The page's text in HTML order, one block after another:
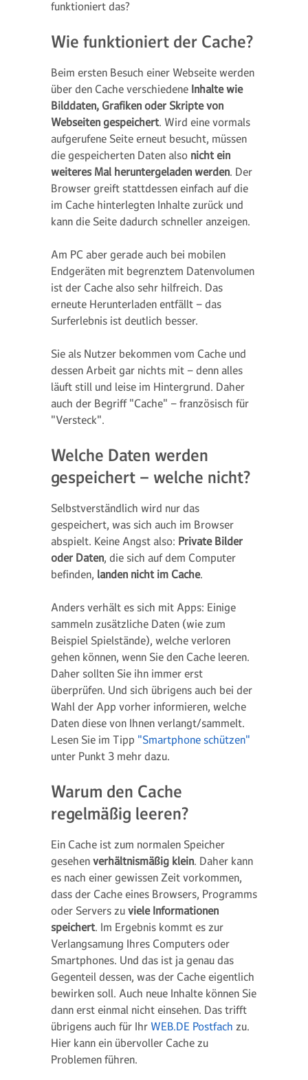
funktioniert das?
Wie funktioniert der Cache?
Beim ersten Besuch einer Webseite werden
über den Cache verschiedene Inhalte wie
Bilddaten, Grafiken oder Skripte von
Webseiten gespeichert. Wird eine vormals
aufgerufene Seite erneut besucht, müssen
die gespeicherten Daten also nicht ein
weiteres Mal heruntergeladen werden. Der
Browser greift stattdessen einfach auf die
im Cache hinterlegten Inhalte zurück und
kann die Seite dadurch schneller anzeigen.
Am PC aber gerade auch bei mobilen
Endgeräten mit begrenztem Datenvolumen
ist der Cache also sehr hilfreich. Das
erneute Herunterladen entfällt – das
Surferlebnis ist deutlich besser.
Sie als Nutzer bekommen vom Cache und
dessen Arbeit gar nichts mit – denn alles
läuft still und leise im Hintergrund. Daher
auch der Begriff "Cache" – französisch für
"Versteck".
Welche Daten werden
gespeichert – welche nicht?
Selbstverständlich wird nur das
gespeichert, was sich auch im Browser
abspielt. Keine Angst also: Private Bilder
oder Daten, die sich auf dem Computer
befinden, landen nicht im Cache.
Anders verhält es sich mit Apps: Einige
sammeln zusätzliche Daten (wie zum
Beispiel Spielstände), welche verloren
gehen können, wenn Sie den Cache leeren.
Daher sollten Sie ihn immer erst
überprüfen. Und sich übrigens auch bei der
Wahl der App vorher informieren, welche
Daten diese von Ihnen verlangt/sammelt.
Lesen Sie im Tipp "Smartphone schützen"
unter Punkt 3 mehr dazu.
Warum den Cache
regelmäßig leeren?
Ein Cache ist zum normalen Speicher
gesehen verhältnismäßig klein. Daher kann
es nach einer gewissen Zeit vorkommen,
dass der Cache eines Browsers, Programms
oder Servers zu viele Informationen
speichert. Im Ergebnis kommt es zur
Verlangsamung Ihres Computers oder
Smartphones. Und das ist ja genau das
Gegenteil dessen, was der Cache eigentlich
bewirken soll. Auch neue Inhalte können Sie
dann erst einmal nicht einsehen. Das trifft
übrigens auch für Ihr WEB.DE Postfach zu.
Hier kann ein übervoller Cache zu
Problemen führen.